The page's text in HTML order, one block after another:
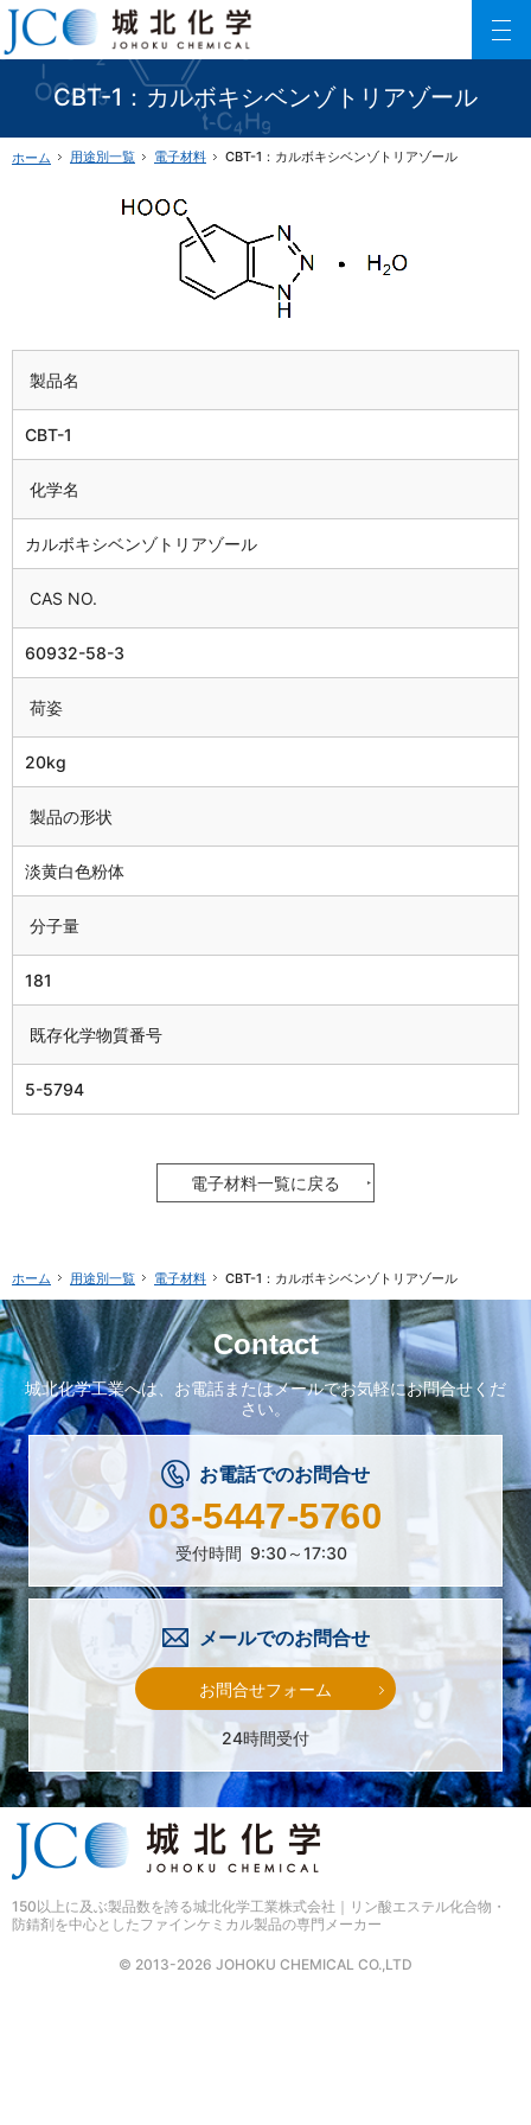
CBT-1：カルボキシベンゾトリアゾール
150以上に及ぶリン酸エステル化合物を利用した製品数でご要望にお応えします。
ファインケミカル製品の専門メーカー 城北化学工業株式会社
ホーム 用途別一覧 電子材料 CBT-1：カルボキシベンゾトリアゾール
製品名
CBT-1
化学名
カルボキシベンゾトリアゾール
CAS NO.
60932-58-3
荷姿
20kg
製品の形状
淡黄白色粉体
分子量
181
既存化学物質番号
5-5794
電子材料一覧に戻る
ホーム 用途別一覧 電子材料 CBT-1：カルボキシベンゾトリアゾール
Contact
城北化学工業へは、 お電話またはメールでお気軽にお問合せくだ
さい。
お電話でのお問合せ
03-5447-5760
受付時間 9:30～17:30
メールでのお問合せ
お問合せフォーム
24時間受付
© 2013-2026 JOHOKU CHEMICAL CO.,LTD
150以上に及ぶ製品数を誇る城北化学工業株式会社｜リン酸エステル化合物・
防錆剤を中心としたファインケミカル製品の専門メーカー